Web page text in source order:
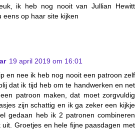
ik heb nog nooit van Jullian Hewitt
eens op haar site kijken
19 april 2019 om 16:01
en nee ik heb nog nooit een patroon zelf
dat ik tijd heb om te handwerken en net
patroon maken, dat moet zorgvuldig
zijn schattig en ik ga zeker een kijkje
gedaan heb ik 2 patronen combineren
Groetjes en hele fijne paasdagen met